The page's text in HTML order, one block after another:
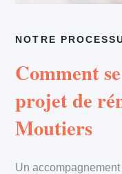
NOTRE
Comment
projet de
Moutiers
Un